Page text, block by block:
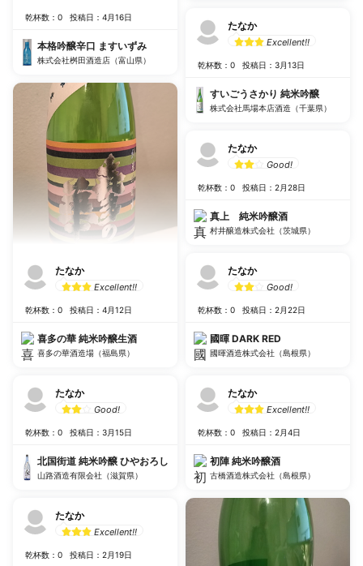
乾杯数：0 投稿日：4月16日
本格吟醸辛口 ますいずみ
株式会社桝田酒造店（富山県）
たなか
Excellent!!
乾杯数：0 投稿日：4月12日
喜多の華 純米吟醸生酒
喜多の華酒造場（福島県）
たなか
Good!
乾杯数：0 投稿日：3月15日
北国街道 純米吟醸 ひやおろし
山路酒造有限会社（滋賀県）
たなか
Excellent!!
乾杯数：0 投稿日：2月19日
たなか
Excellent!!
乾杯数：0 投稿日：3月13日
すいごうさかり 純米吟醸
株式会社馬場本店酒造（千葉県）
たなか
Good!
乾杯数：0 投稿日：2月28日
真上 純米吟醸酒
村井醸造株式会社（茨城県）
たなか
Good!
乾杯数：0 投稿日：2月22日
國暉 DARK RED
國暉酒造株式会社（島根県）
たなか
Excellent!!
乾杯数：0 投稿日：2月4日
初陣 純米吟醸酒
古橋酒造株式会社（島根県）